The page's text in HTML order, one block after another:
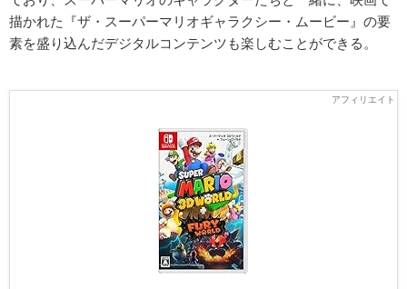
描かれた『ザ・スーパーマリオギャラクシー・ムービー』の要
素を盛り込んだデジタルコンテンツも楽しむことができる。